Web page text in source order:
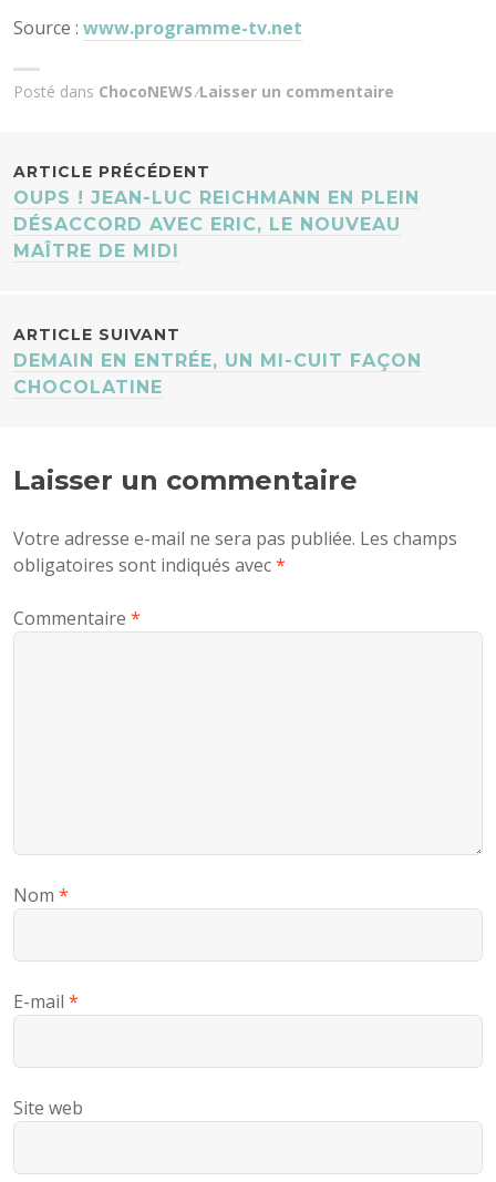
Source : www.programme-tv.net
Posté dans ChocoNEWS Laisser un commentaire
NAVIGATION
DES
ARTICLE PRÉCÉDENT
OUPS ! JEAN-LUC REICHMANN EN PLEIN
DÉSACCORD AVEC ERIC, LE NOUVEAU
MAÎTRE DE MIDI
ARTICLE SUIVANT
DEMAIN EN ENTRÉE, UN MI-CUIT FAÇON
CHOCOLATINE
Laisser un commentaire
Votre adresse e-mail ne sera pas publiée. Les champs
obligatoires sont indiqués avec*
Commentaire *
Nom *
E-mail *
Site web